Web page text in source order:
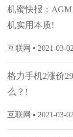
机蜜快报：
机实用本质!
互联网 ▪ 2021-03-02
格力手机2涨价
么？!
互联网 ▪ 2021-03-02